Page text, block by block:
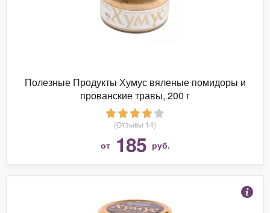
Полезные Продукты Хумус вяленые помидоры и
прованские травы, 200 г
(Отзывы 14)
от 185 руб.